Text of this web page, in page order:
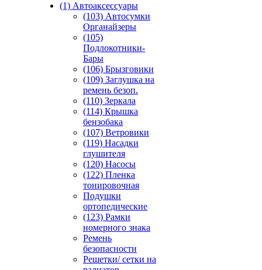
(1) Автоаксессуары
(103) Автосумки
Органайзеры
(105)
Подлокотники-
Бары
(106) Брызговики
(109) Заглушка на
ремень безоп.
(110) Зеркала
(114) Крышка
бензобака
(107) Ветровики
(119) Насадки
глушителя
(120) Насосы
(122) Пленка
тонировочная
Подушки
ортопедические
(123) Рамки
номерного знака
Ремень
безопасности
Решетки/ сетки на